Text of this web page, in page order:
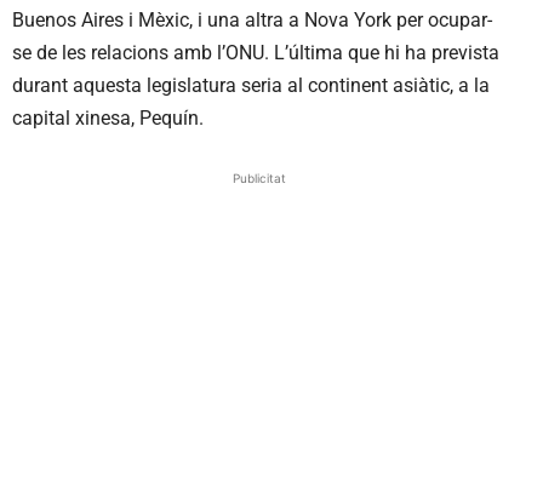
Buenos Aires i Mèxic, i una altra a Nova York per ocupar-
se de les relacions amb l’ONU. L’última que hi ha prevista
durant aquesta legislatura seria al continent asiàtic, a la
capital xinesa, Pequín.
Publicitat